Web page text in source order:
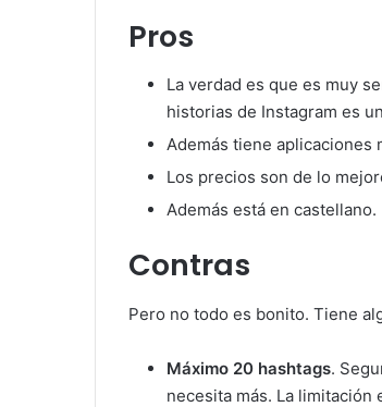
Pros
La verdad es que es muy
historias de Instagram es
Además tiene aplicaciones
Los precios son de lo
Además está en castellano.
Contras
Pero no todo es bonito. Tiene
Máximo 20 hashtags.
necesita más. La limitación